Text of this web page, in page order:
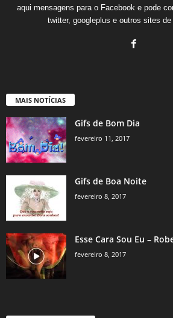
aqui mensagens para o Facebook e pode
twitter, googleplus e outros sites de
MAIS NOTÍCIAS
Gifs de Bom Dia
fevereiro 11, 2017
Gifs de Boa Noite
fevereiro 8, 2017
Esse Cara Sou Eu –
fevereiro 8, 2017